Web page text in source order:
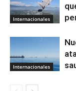
Internacionales
Internacionales